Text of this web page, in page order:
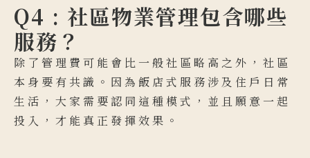
Q4 : 社區物業管理包含哪些
服務？
除了管理費可能會比一般社區略高之外，社區
本身要有共識。因為飯店式服務涉及住戶日常
生活，大家需要認同這種模式，並且願意一起
投入，才能真正發揮效果。